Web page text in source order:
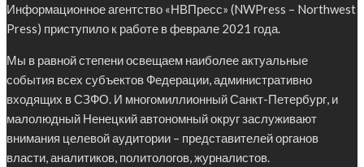
Информационное агентство «НВПресс» (NWPress – Northwest
Press) приступило к работе в феврале 2021 года.
Мы в равной степени освещаем наиболее актуальные
события всех субъектов Федерации, административно
входящих в СЗФО. И многомиллионный Санкт-Петербург, и
малолюдный Ненецкий автономный округ заслуживают
внимания целевой аудитории – представителей органов
власти, аналитиков, политологов, журналистов.